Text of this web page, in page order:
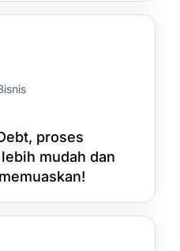
proses
mudah dan